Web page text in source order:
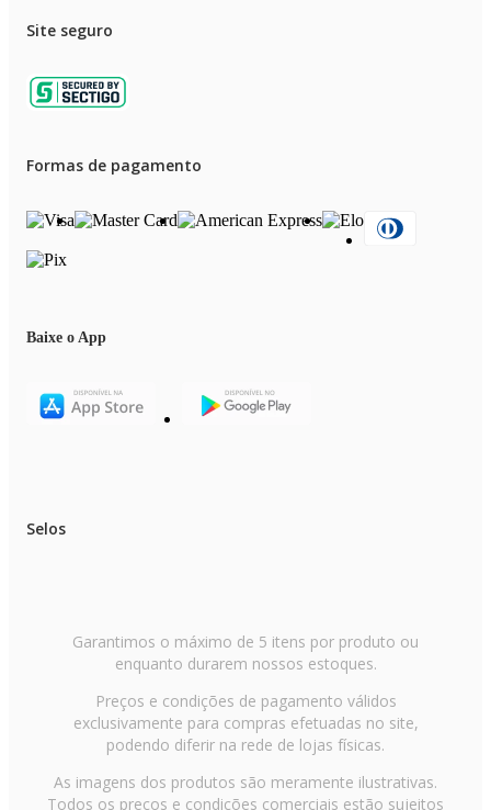
Site seguro
Formas de pagamento
Baixe o App
Selos
Garantimos o máximo de 5 itens por produto ou
enquanto durarem nossos estoques.
Preços e condições de pagamento válidos
exclusivamente para compras efetuadas no site,
podendo diferir na rede de lojas físicas.
As imagens dos produtos são meramente ilustrativas.
Todos os preços e condições comerciais estão sujeitos